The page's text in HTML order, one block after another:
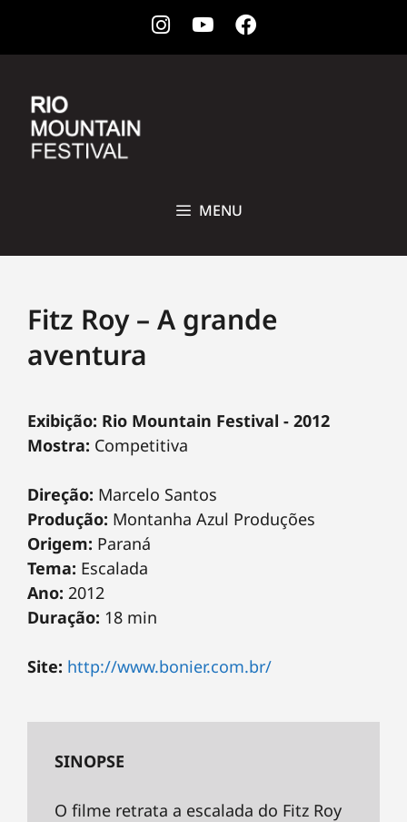
Instagram
YoutubeFacebook
MENU
Fitz Roy – A grande
aventura
Exibição: Rio Mountain Festival - 2012
Mostra: Competitiva
Direção: Marcelo Santos
Produção: Montanha Azul Produções
Origem: Paraná
Tema: Escalada
Ano: 2012
Duração: 18 min
Site: http://www.bonier.com.br/
SINOPSE
O filme retrata a escalada do Fitz Roy